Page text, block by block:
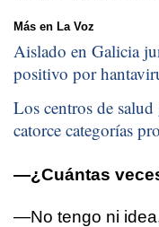
Más en La Voz
Aislado en Galicia
positivo por
Los centros de
catorce categorías
—¿Cuántas
—No tengo ni